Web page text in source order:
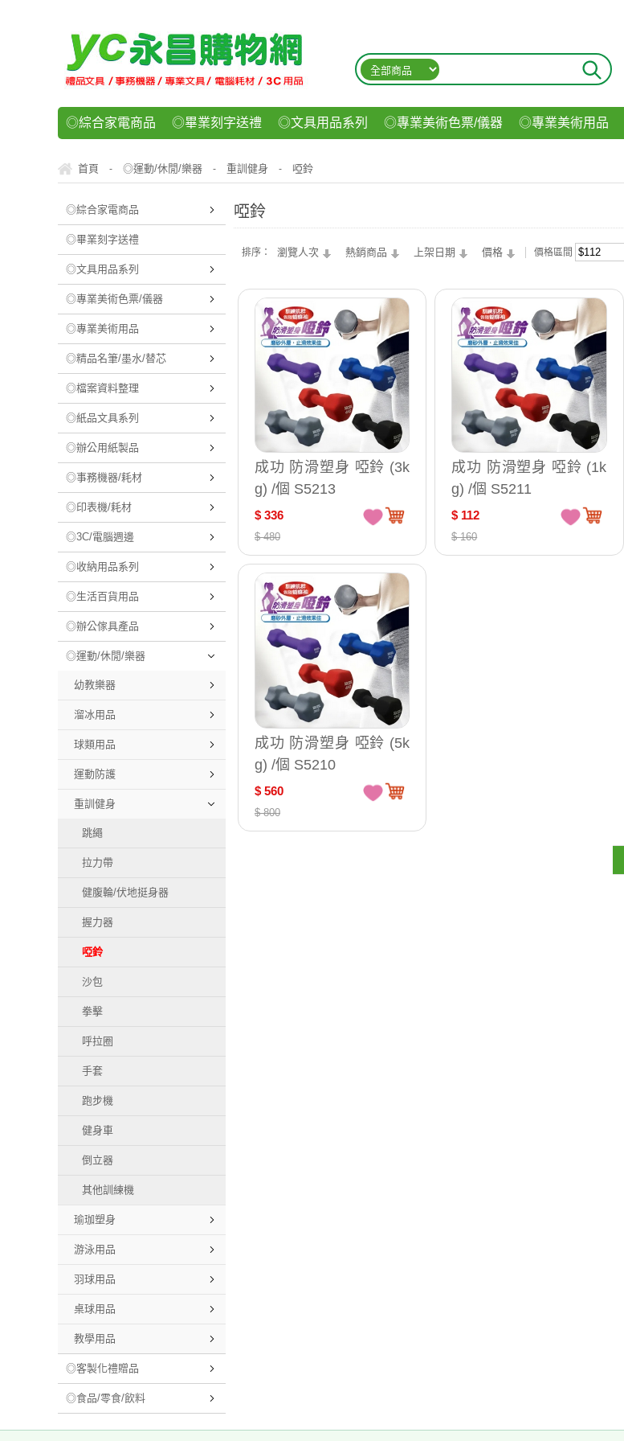
◎綜合家電商品 ◎畢業刻字送禮 ◎文具用品系列 ◎專業美術色票/儀器 ◎專業美術用品
◎運動/休閒/樂器 ◎客製化禮贈品 ◎食品/零食/飲料
首頁 - ◎運動/休閒/樂器 - 重訓健身 - 啞鈴
◎綜合家電商品
◎畢業刻字送禮
◎文具用品系列
◎專業美術色票/儀器
◎專業美術用品
◎精品名筆/墨水/替芯
◎檔案資料整理
◎紙品文具系列
◎辦公用紙製品
◎事務機器/耗材
◎印表機/耗材
◎3C/電腦週邊
◎收納用品系列
◎生活百貨用品
◎辦公傢具產品
◎運動/休閒/樂器
幼教樂器
溜冰用品
球類用品
運動防護
重訓健身
跳繩
拉力帶
健腹輪/伏地挺身器
握力器
啞鈴
沙包
拳擊
呼拉圈
手套
跑步機
健身車
倒立器
其他訓練機
瑜珈塑身
游泳用品
羽球用品
桌球用品
教學用品
◎客製化禮贈品
◎食品/零食/飲料
啞鈴
排序： 瀏覽人次 熱銷商品 上架日期 價格 價格區間
成功 防滑塑身 啞鈴 (3k
g) /個 S5213
$ 336
$ 480
成功 防滑塑身 啞鈴 (1k
g) /個 S5211
$ 112
$ 160
成功 防滑塑身 啞鈴 (5k
g) /個 S5210
$ 560
$ 800